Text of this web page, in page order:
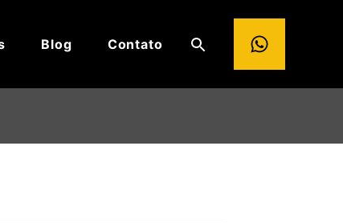
Blog Contato